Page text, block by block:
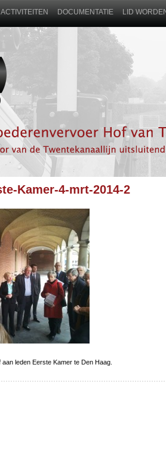
ACTIVITEITEN DOCUMENTATIE LID
Kamer-4-mrt-2014-2
leden Eerste Kamer te Den Haag.